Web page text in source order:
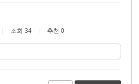
조회 34 추천 0